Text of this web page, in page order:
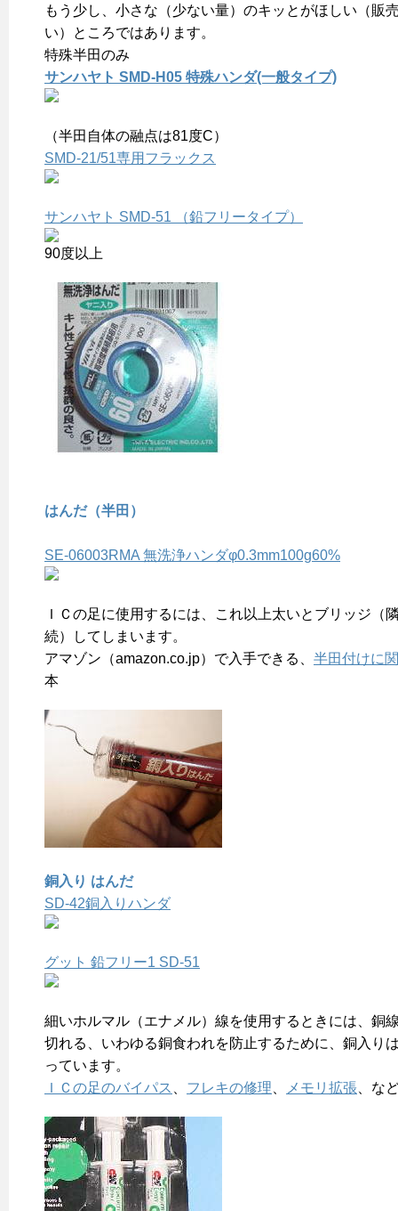
もう少し、小さな（少ない量）のキッとがほしい（販
い）ところではあります。
特殊半田のみ
サンハヤト SMD-H05 特殊ハンダ(一般タイプ)
（半田自体の融点は81度C）
SMD-21/51専用フラックス
サンハヤト SMD-51 （鉛フリータイプ）
90度以上
はんだ（半田）
SE-06003RMA 無洗浄ハンダφ0.3mm100g60%
ＩＣの足に使用するには、これ以上太いとブリッジ（
続）してしまいます。
アマゾン（amazon.co.jp）で入手できる、 半田付けに
本
銅入り はんだ
SD-42銅入りハンダ
グット 鉛フリー1 SD-51
細いホルマル（エナメル）線を使用するときには、銅
切れる、いわゆる銅食われを防止するために、銅入り
っています。
ＩＣの足のバイパス
フレキの修理 メモリ拡張 、な